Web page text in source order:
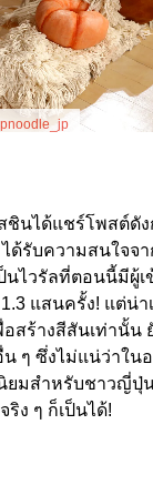
นได้แชร์โพสต์ดั
ได้รับความสนใจจ
นไวรัลที่ตอนนี้มีผู้
1.3 แสนครั้ง! แต่น่า
สร้างสีสันเท่านั้น
ๆ ซึ่งไม่แน่ว่าใน
ยมสำหรับชาวญี่ปุ่
ง ๆ ก็เป็นได้!